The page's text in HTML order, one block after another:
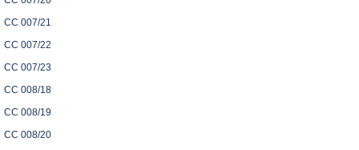
CC 007/21
CC 007/22
CC 007/23
CC 008/18
CC 008/19
CC 008/20